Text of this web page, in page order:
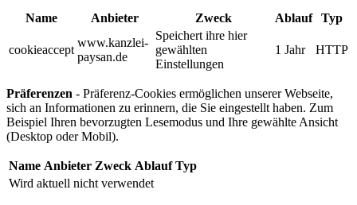
Name Anbieter Zweck Ablauf Typ
cookieaccept
www.kanzlei-
paysan.de
Speichert ihre hier
gewählten
Einstellungen
1 Jahr HTTP
Präferenzen - Präferenz-Cookies ermöglichen unserer Webseite,
sich an Informationen zu erinnern, die Sie eingestellt haben. Zum
Beispiel Ihren bevorzugten Lesemodus und Ihre gewählte Ansicht
(Desktop oder Mobil).
Name Anbieter Zweck Ablauf Typ
Wird aktuell nicht verwendet